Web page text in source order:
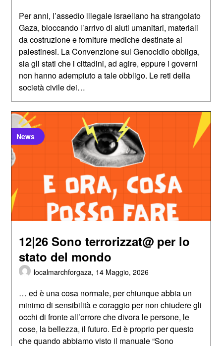
Per anni, l’assedio illegale israeliano ha strangolato
Gaza, bloccando l’arrivo di aiuti umanitari, materiali
da costruzione e forniture mediche destinate ai
palestinesi. La Convenzione sul Genocidio obbliga,
sia gli stati che i cittadini, ad agire, eppure i governi
non hanno adempiuto a tale obbligo. Le reti della
società civile dei…
News
12|26 Sono terrorizzat@ per lo
stato del mondo
localmarchforgaza, 14 Maggio, 2026
… ed è una cosa normale, per chiunque abbia un
minimo di sensibilità e coraggio per non chiudere gli
occhi di fronte all’orrore che divora le persone, le
cose, la bellezza, il futuro. Ed è proprio per questo
che quando abbiamo visto il manuale “Sono